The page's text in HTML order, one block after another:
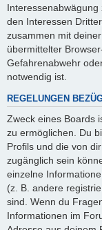
den Interessen
zusammen mit
übermittelter
Gefahrenabwehr
notwendig ist.
REGELUNGEN
Zweck eines Boards
zu ermöglichen. Du
Profils und die von
zugänglich sein
einzelne
(z. B. andere
sind. Wenn du
Informationen im